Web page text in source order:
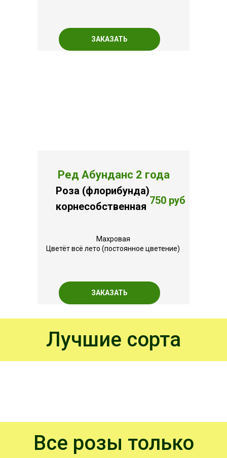
ЗАКАЗАТЬ
Ред Абунданс 2 года
Роза (флорибунда)
корнесобственная 750 руб
.
Махровая
Цветёт всё лето (постоянное цветение)
ЗАКАЗАТЬ
Лучшие сорта
Все розы только